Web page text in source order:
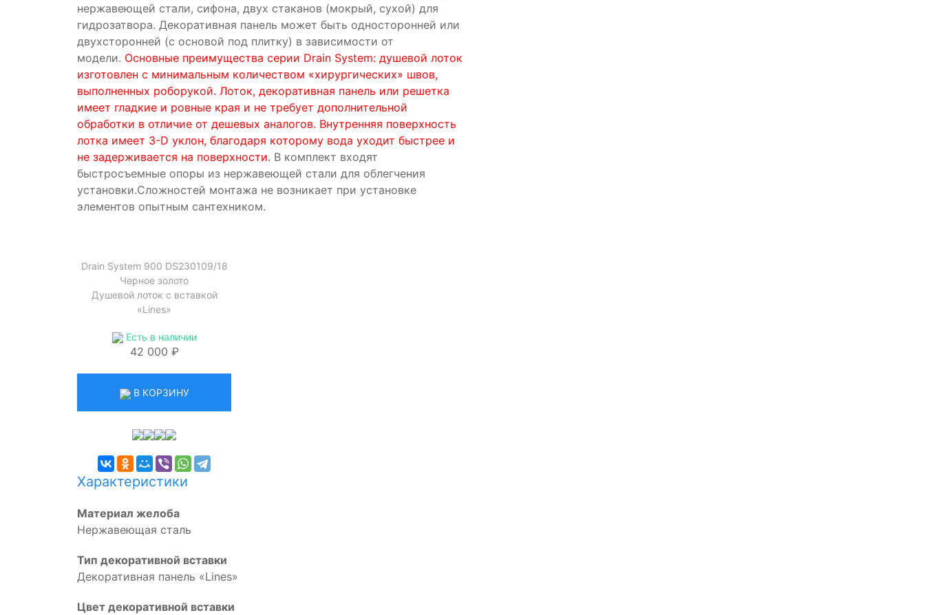
нержавеющей стали, сифона, двух стаканов (мокрый, сухой) для
гидрозатвора. Декоративная панель может быть односторонней или
двухсторонней (с основой под плитку) в зависимости от
модели. Основные преимущества серии Drain System: душевой лоток
изготовлен с минимальным количеством «хирургических» швов,
выполненных роборукой. Лоток, декоративная панель или решетка
имеет гладкие и ровные края и не требует дополнительной
обработки в отличие от дешевых аналогов. Внутренняя поверхность
лотка имеет 3-D уклон, благодаря которому вода уходит быстрее и
не задерживается на поверхности. В комплект входят
быстросъемные опоры из нержавеющей стали для облегчения
установки.Сложностей монтажа не возникает при установке
элементов опытным сантехником.
Drain System 900 DS230109/18
Черное золото
Душевой лоток с вставкой
«Lines»
Есть в наличии
42 000 ₽
В КОРЗИНУ
Характеристики
Материал желоба
Нержавеющая сталь
Тип декоративной вставки
Декоративная панель «Lines»
Цвет декоративной вставки